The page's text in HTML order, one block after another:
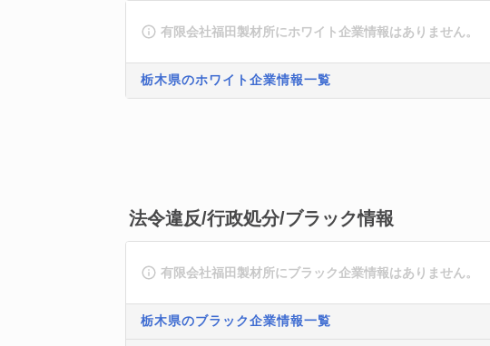
有限会社福田製材所にホワイト企業情報はありません。
栃木県のホワイト企業情報一覧
法令違反/行政処分/ブラック情報
有限会社福田製材所にブラック企業情報はありません。
栃木県のブラック企業情報一覧